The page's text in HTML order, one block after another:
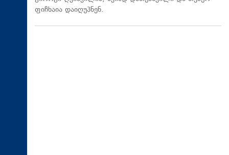
ფიჩხაია დაიღუპნენ.